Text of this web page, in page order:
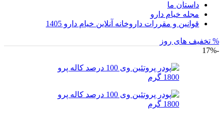
داستان ما
مجله خیام دارو
قوانین و مقررات داروخانه آنلاین خیام دارو 1405
% تخفیف های روز
-17%